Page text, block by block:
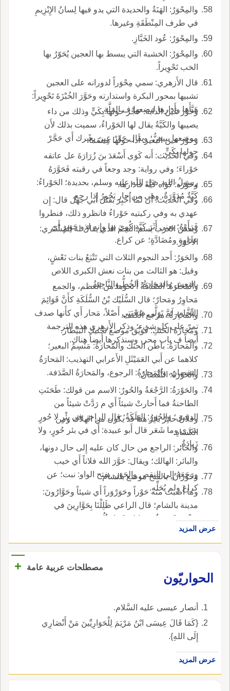
والمِحْوَرُ: الهَنَةُ والحديدة التي يدو فيها لِسانُ الإِبْزِيمِ
في طرف المِنْطَقَةِ وغيرها.
والمِحْوَرُ: عُود الخَبَّازِ.
والمِحْوَرُ: الخشبة التي يبسط بها العجين يُحَوّرُ بها
الخب تَحْوِيراً.
قال الأَزهري: سمي مِحْوَراً لدورانه على العجين
تشبيها بمحور البكرة واستدارته وحَوَّرَ الخُبْزَةَ تَحْوِيراً:
هَيَّأَها وأَدارها ليضعها ف المَلَّةِ.
وحَوَّرَ عَيْنَ الدابة: حَجِّرَ حولها بِكَيٍّ وذلك من داء
يصيبها والكَيَّةُ يقال لها الحَوْراءُ، سميت بذلك لأَن
موضعها يبيضُّ؛ ويقال حَوِّرْ عينَ بعيرك أَي حَجَّرْ
حولها بِكَيٍّ.
وحَوَّرَ عين البعير: أَدا حولها مِيسَماً.
وفي الحديث: أَنه كَوَى أَسْعَدَ بنَ زُرَارَةَ عل عاتقه
حَوْراءَ؛ وفي رواية: وجد وجعاً في رقبته فَحَوَّرَهُ
رسولُ الله، صل الله عليه وسلم، بحديدة؛ الحَوْراءُ:
كَيَّةٌ مُدَوَّرَةٌ، وهي من حار يَحُورُ إِذا رجع.
وحَوَّرَه: كواه كَيَّةً فأَدارها.
وفي الحديث: أَن لما أُخْبِرَ بقتل أَبي جهل قال: إِن
عهدي به وفي ركبتيه حَوْراءُ فانظرو ذلك، فنطروا
فَرَأَوْهُ؛ يعني أَثَرَ كَيَّةٍ كُوِيَ بها وإِنه لذو حَوِيرٍ أَي
عداوة ومُضَادَّةٍ؛ عن كراع.
وبعض العرب يسم النجم الذي يقال له المُشْتَري:
الأَحْوَرَ.
والحَوَرُ: أَحد النجوم الثلاث التي تَتْبَعُ بنات نَعْشٍ،
وقيل: هو الثالث من بنات نعش الكبرى اللاص
بالنعش والمَحارَةُ: الخُطُّ والنَّاحِيَةُ.
والمَحارَةُ: الصَّدَفَةُ أَ نحوها من العظم، والجمع
مَحاوِرُ ومَحارٌ؛ قال السُّلَيْك بْنُ السُّلَكَةِ كأَنَّ قَوَائِمَ
النِّخَّامِ، لَمَّ تَوَلَّى صُحْبَتِي أَصْلاً، مَحار أَي كأَنها صدف
تمرّ على كل شيء؛ وذكر الأَزهري هذه الترجمة
أَيضاً ف باب محر، وسنذكرها أَيضاً هناك.
والمَحارَةُ: مرجع الكتف.
ومَحَارَة الحَنَكِ: فُوَيْقَ موضع تَحْنيك البَيْطار.
والمَحارَةُ: باطن الحنك والمَحارَةُ: مَنْسِمُ البعير؛
كلاهما عن أَبي العَمَيْثَلِ الأَعرابي التهذيب: المَحارَةُ
النقصان، والمَحارَةُ: الرجوع، والمَحارَةُ الصَّدَفة.
والحَوْرَةُ: النُّقْصانُ.
والحَوْرَةُ: الرَّجْعَةُ والحُورُ: الاسم من قولك: طَحَنَتِ
الطاحنةُ فما أَحارتْ شيئاً أَي م رَدَّتْ شيئاً من
الدقيق؛ والحُورُ: الهَلَكَةُ؛ قال الراجز في بِئْرٍ لا حُورٍ
سَرَى وما شَعَر قال أَبو عبيدة: أَي في بئر حُورٍ، ولا
زَيادَةٌ.
وفلانٌ حائِرٌ بائِرٌ هذا قد يكون من الهلاك ومن
الكَسادِ.
والحائر: الراجع من حال كان عليه إِلى حال دونها،
والبائر: الهالك؛ ويقال: حَوَّرَ الله فلاناً أَي خيب
ورَجَعَهُ إِلى النقص والحَوَر، بفتح الواو: نبت؛ عن
كراع ولم يُحَلِّه.
وحَوْرانُ، بالفتح موضع بالشام.
وما أَصبت منه حَوْراً وحَوَرْوَراً أَي شيئاً وحَوَّارُونَ:
مدينة بالشام؛ قال الراعي ظَلِلْنَا بِحَوَّارِينَ في
مُشْمَخِرَّةٍ تَمُرُّ سَحابٌ تَحْتَنَا وثُلُوج وحَوْرِيتُ: موضع؛
قال ابن جني: دخلت على أَبي عَلِيٍّ فحين رآني قال
أَين أَنت؟ أَنا أَطلبك، قلت: وما هو؟ قال: ما تقول
وصَانَعَ أَبو علي عنه فقال: ليس من لغ ابني نِزَارٍ،
فأَقَلَّ الحَفْلَ به لذلك؛ قال: وأَقرب ما ينسب إِليه أَ
عرض المزيد
مصطلحات عربية عامة
+
الحواريّون
أنصار عيسى عليه السَّلام.
{كَمَا قَالَ عِيسَى ابْنُ مَرْيَمَ لِلْحَوَارِيِّينَ مَنْ أَنْصَارِي
إِلَى اللهِ}.
عرض المزيد